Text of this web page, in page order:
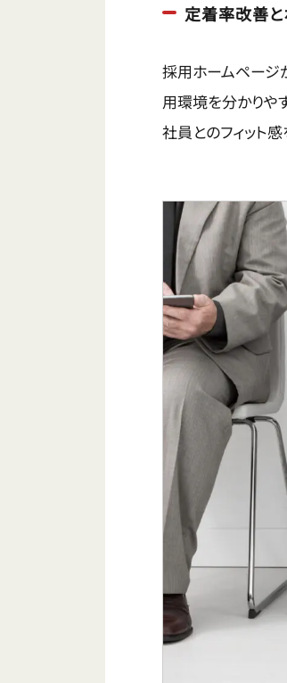
定着率改善
採用ホームページ
用環境を分かりや
社員とのフィット